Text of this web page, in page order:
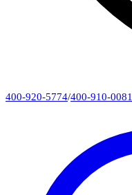
400-920-5774/400-910-0081